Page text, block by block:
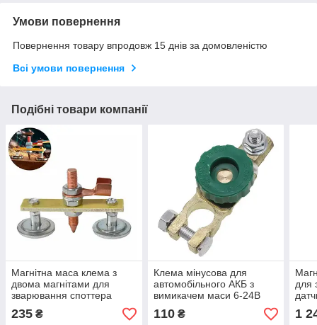
Умови повернення
Повернення товару впродовж 15 днів за домовленістю
Всі умови повернення
Подібні товари компанії
Магнітна маса клема з
двома магнітами для
зварювання споттера
235 ₴
Клема мінусова для
автомобільного АКБ з
вимикачем маси 6-24В
110₴
для
1